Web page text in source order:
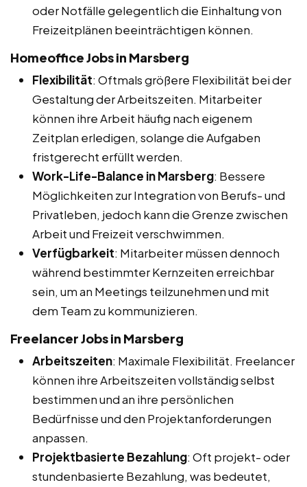
oder Notfälle gelegentlich die Einhaltung von
Freizeitplänen beeinträchtigen können.
Homeoffice Jobs in Marsberg
Flexibilität: Oftmals größere Flexibilität bei der
Gestaltung der Arbeitszeiten. Mitarbeiter
können ihre Arbeit häufig nach eigenem
Zeitplan erledigen, solange die Aufgaben
fristgerecht erfüllt werden.
Work-Life-Balance in Marsberg: Bessere
Möglichkeiten zur Integration von Berufs- und
Privatleben, jedoch kann die Grenze zwischen
Arbeit und Freizeit verschwimmen.
Verfügbarkeit: Mitarbeiter müssen dennoch
während bestimmter Kernzeiten erreichbar
sein, um an Meetings teilzunehmen und mit
dem Team zu kommunizieren.
Freelancer Jobs in Marsberg
Arbeitszeiten: Maximale Flexibilität. Freelancer
können ihre Arbeitszeiten vollständig selbst
bestimmen und an ihre persönlichen
Bedürfnisse und den Projektanforderungen
anpassen.
Projektbasierte Bezahlung: Oft projekt- oder
stundenbasierte Bezahlung, was bedeutet,